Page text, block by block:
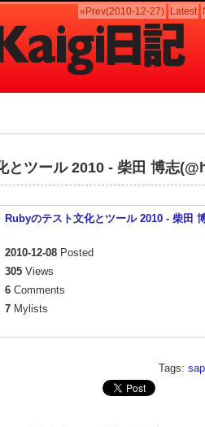
とツール 2010 - 柴田 博志
Rubyのテスト文化とツール 2010 - 柴田
2010-12-08 Posted
305 Views
6 Comments
7 Mylists
Tags:
«Prev(2010-12-27) Latest